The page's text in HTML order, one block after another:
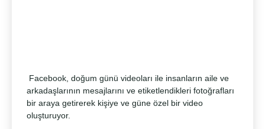
Facebook, doğum günü videoları ile insanların aile ve
arkadaşlarının mesajlarını ve etiketlendikleri fotoğrafları
bir araya getirerek kişiye ve güne özel bir video
oluşturuyor.